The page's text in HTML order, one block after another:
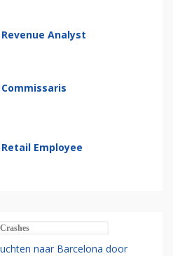
Revenue Analyst
Commissaris
Retail Employee
Crashes
naar Barcelona door